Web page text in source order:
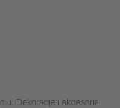
Dekoracje i akcesoria